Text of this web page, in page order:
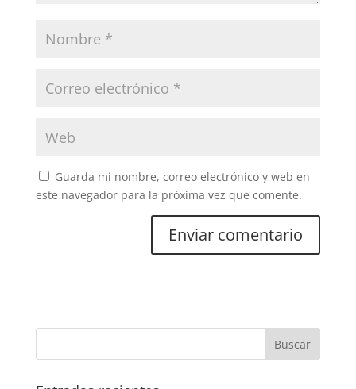
Guarda mi nombre, correo electrónico y web en
este navegador para la próxima vez que comente.